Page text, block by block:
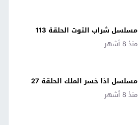
مسلسل شراب التوت الحلقة 113
منذ 8 أشهر
مسلسل اذا خسر الملك الحلقة 27
منذ 8 أشهر